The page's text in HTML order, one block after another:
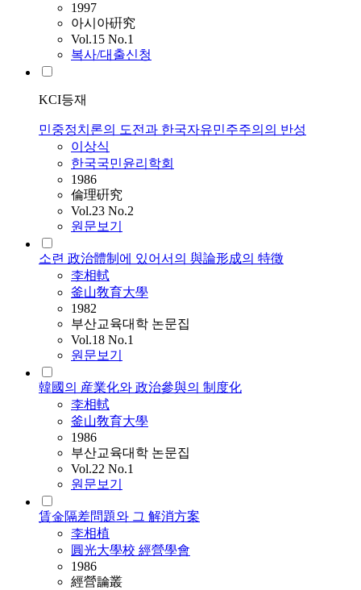
1997
아시아硏究
Vol.15 No.1
복사/대출신청
KCI등재
민중정치론의 도전과 한국자유민주주의의 반성
이상식
한국국민윤리학회
1986
倫理硏究
Vol.23 No.2
원문보기
소련 政治體制에 있어서의 與論形成의 特徵
李相軾
釜山敎育大學
1982
부산교육대학 논문집
Vol.18 No.1
원문보기
韓國의 産業化와 政治參與의 制度化
李相軾
釜山敎育大學
1986
부산교육대학 논문집
Vol.22 No.1
원문보기
賃金隔差問題와 그 解消方案
李相植
圓光大學校 經營學會
1986
經營論叢